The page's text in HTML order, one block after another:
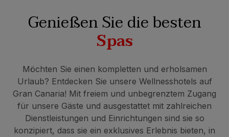
Genießen Sie die besten
Spas
Möchten Sie einen kompletten und erholsamen
Urlaub? Entdecken Sie unsere Wellnesshotels auf
Gran Canaria! Mit freiem und unbegrenztem Zugang
für unsere Gäste und ausgestattet mit zahlreichen
Dienstleistungen und Einrichtungen sind sie so
konzipiert, dass sie ein exklusives Erlebnis bieten, in